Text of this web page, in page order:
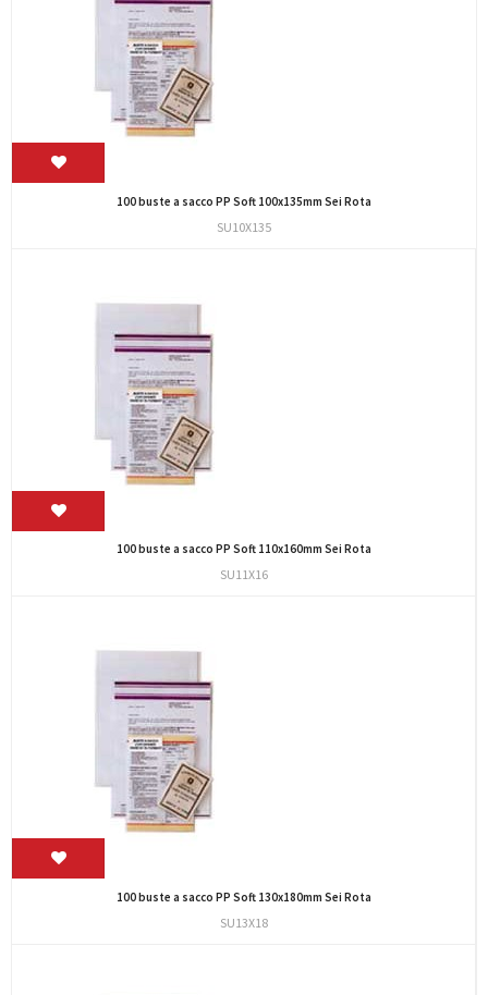
100 buste a sacco PP Soft 100x135mm Sei Rota
SU10X135
100 buste a sacco PP Soft 110x160mm Sei Rota
SU11X16
100 buste a sacco PP Soft 130x180mm Sei Rota
SU13X18